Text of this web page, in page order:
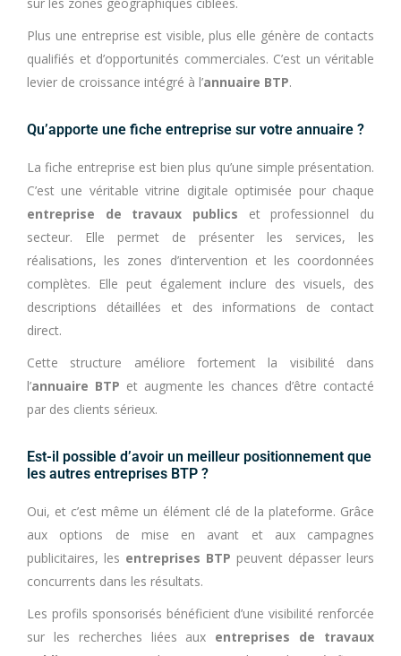
Plus une entreprise est visible, plus elle génère de contacts
qualifiés et d’opportunités commerciales. C’est un véritable
levier de croissance intégré à l’annuaire BTP.
Qu’apporte une fiche entreprise sur votre annuaire ?
La fiche entreprise est bien plus qu’une simple présentation.
C’est une véritable vitrine digitale optimisée pour chaque
entreprise de travaux publics et professionnel du
secteur. Elle permet de présenter les services, les
réalisations, les zones d’intervention et les coordonnées
complètes. Elle peut également inclure des visuels, des
descriptions détaillées et des informations de contact
direct.
Cette structure améliore fortement la visibilité dans
l’annuaire BTP et augmente les chances d’être contacté
par des clients sérieux.
Est-il possible d’avoir un meilleur positionnement que
les autres entreprises BTP ?
Oui, et c’est même un élément clé de la plateforme. Grâce
aux options de mise en avant et aux campagnes
publicitaires, les entreprises BTP peuvent dépasser leurs
concurrents dans les résultats.
Les profils sponsorisés bénéficient d’une visibilité renforcée
sur les recherches liées aux entreprises de travaux